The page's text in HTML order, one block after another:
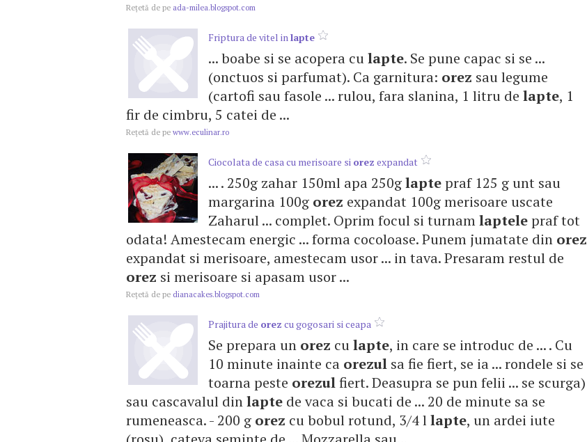
Reţetă de pe ada-milea.blogspot.com
Friptura de vitel inlapte
... boabe si se acopera culapte. Se pune capac si se ...
(onctuos si parfumat). Ca garnitura: orez sau legume
(cartofi sau fasole ... rulou, fara slanina, 1 litru de lapte, 1
fir de cimbru, 5 catei de ...
Reţetă de pe www.eculinar.ro
Ciocolata de casa cu merisoare si orez expandat
... . 250g zahar 150ml apa 250glaptepraf 125 g unt sau
margarina 100g orez expandat 100g merisoare uscate
Zaharul ... complet. Oprim focul si turnamlaptelepraf tot
odata! Amestecam energic ... forma cocoloase. Punem jumatate din orez
expandat si merisoare, amestecam usor ... in tava. Presaram restul de
orez si merisoare si apasam usor ...
Reţetă de pe dianacakes.blogspot.com
Prajitura de orez cu gogosari si ceapa
Se prepara un orez culapte, in care se introduc de ... . Cu
10 minute inainte ca orezul sa fie fiert, se ia ... rondele si se
toarna peste orezulfiert. Deasupra se pun felii ... se scurga)
sau cascavalul dinlapte de vaca si bucati de ... 20 de minute sa se
rumeneasca. - 200 g orez cu bobul rotund, 3/4 llapte, un ardei iute